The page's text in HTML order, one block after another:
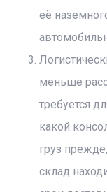
её
меньше
требуется
какой
груз
склад